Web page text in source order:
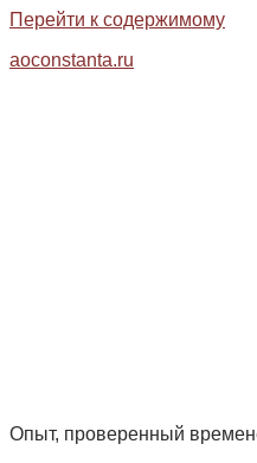
Перейти к содержимому
aoconstanta.ru
Опыт, проверенный